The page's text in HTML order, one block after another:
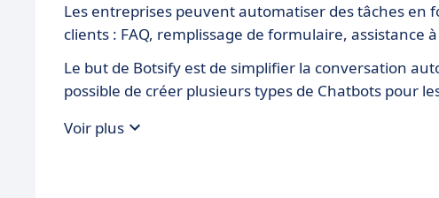
Les entreprises peuvent automatiser des tâches en
clients : FAQ, remplissage de formulaire, assistance
Le but de Botsify est de simplifier la conversation
possible de créer plusieurs types de Chatbots pour
Voir plus